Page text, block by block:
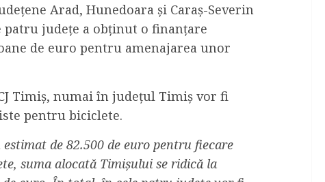
Arad, Hunedoara și Caraș-Severin
județe a obținut o finanțare
de euro pentru amenajarea unor
Timiș, numai în județul Timiș vor fi
pentru biciclete.
de 82.500 de euro pentru fiecare
suma alocată Timișului se ridică la